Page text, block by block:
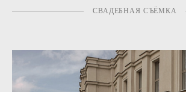
СВАДЕБНАЯ СЪЁМКА